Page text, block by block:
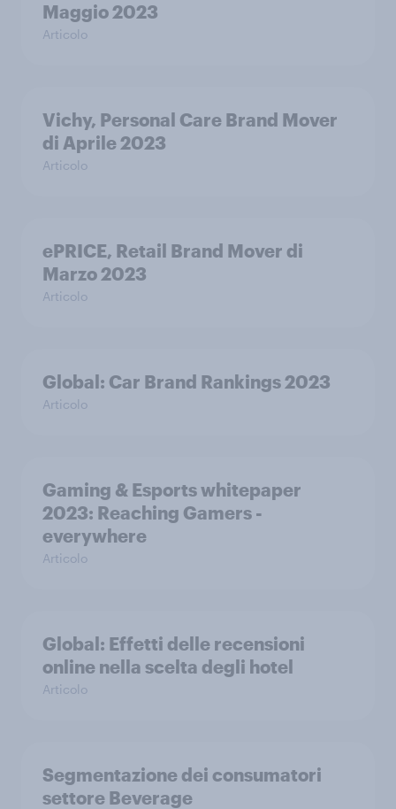
Maggio 2023
Articolo
Vichy, Personal Care Brand Mover
di Aprile 2023
Articolo
ePRICE, Retail Brand Mover di
Marzo 2023
Articolo
Global: Car Brand Rankings 2023
Articolo
Gaming & Esports whitepaper
2023: Reaching Gamers -
everywhere
Articolo
Global: Effetti delle recensioni
online nella scelta degli hotel
Articolo
Segmentazione dei consumatori
settore Beverage